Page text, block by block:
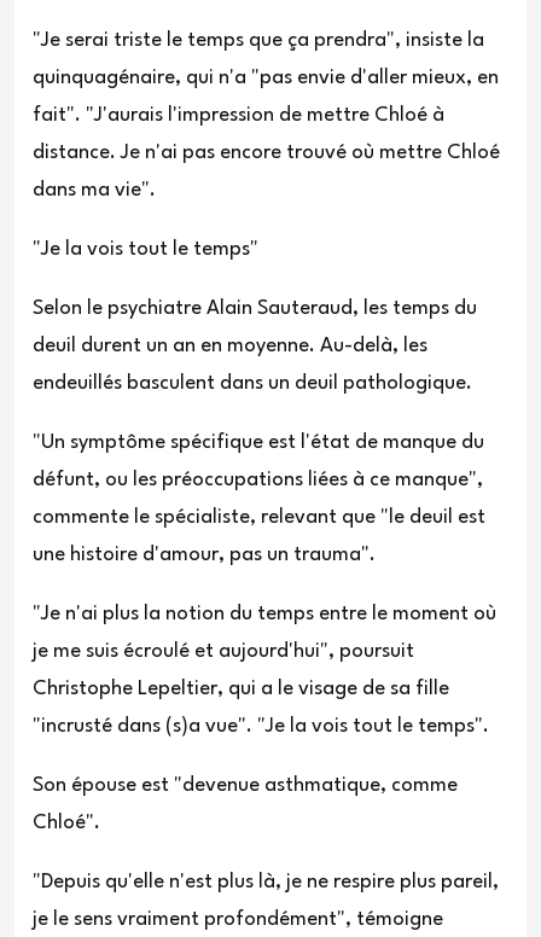
"Je serai triste le temps que ça prendra", insiste la
quinquagénaire, qui n'a "pas envie d'aller mieux, en
fait". "J'aurais l'impression de mettre Chloé à
distance. Je n'ai pas encore trouvé où mettre Chloé
dans ma vie".
"Je la vois tout le temps"
Selon le psychiatre Alain Sauteraud, les temps du
deuil durent un an en moyenne. Au-delà, les
endeuillés basculent dans un deuil pathologique.
"Un symptôme spécifique est l'état de manque du
défunt, ou les préoccupations liées à ce manque",
commente le spécialiste, relevant que "le deuil est
une histoire d'amour, pas un trauma".
"Je n'ai plus la notion du temps entre le moment où
je me suis écroulé et aujourd'hui", poursuit
Christophe Lepeltier, qui a le visage de sa fille
"incrusté dans (s)a vue". "Je la vois tout le temps".
Son épouse est "devenue asthmatique, comme
Chloé".
"Depuis qu'elle n'est plus là, je ne respire plus pareil,
je le sens vraiment profondément", témoigne